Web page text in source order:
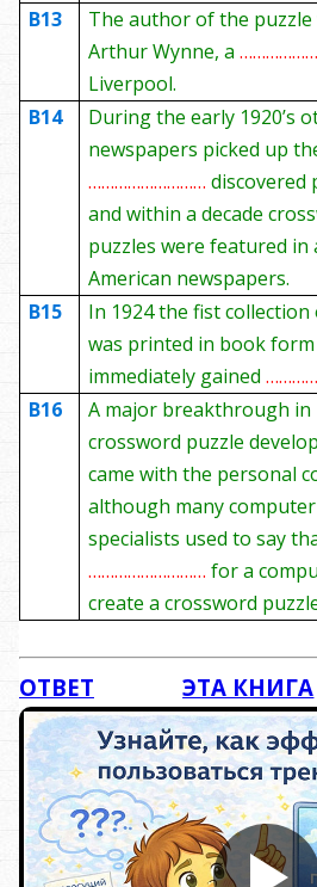
B13
The author of the puzzle
Arthur Wynne, a
Liverpool.
B14
During the early 1920’s
newspapers picked up
……………………… discovered
and within a decade
puzzles were featured in
American newspapers.
B15
In 1924 the fist collection
was printed in book
immediately gained
B16
A major breakthrough in
crossword puzzle
came with the personal
although many computer
specialists used to say
……………………… for a
create a crossword
ОТВЕТ ЭТА КНИГА